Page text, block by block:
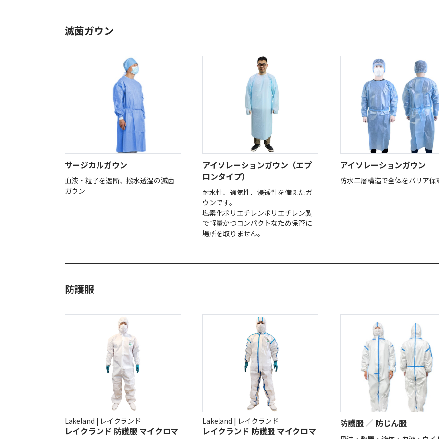
滅菌ガウン
サージカルガウン
血液・粒子を遮断、撥水透湿の滅菌
ガウン
アイソレーションガウン（エプ
ロンタイプ）
耐水性、通気性、浸透性を備えたガ
ウンです。
塩素化ポリエチレンポリエチレン製
で軽量かつコンパクトなため保管に
場所を取りません。
アイソレーションガウン
防水二層構造で全体をバリア保
防護服
Lakeland | レイクランド
レイクランド 防護服 マイクロマ
Lakeland | レイクランド
レイクランド 防護服 マイクロマ
防護服 ／ 防じん服